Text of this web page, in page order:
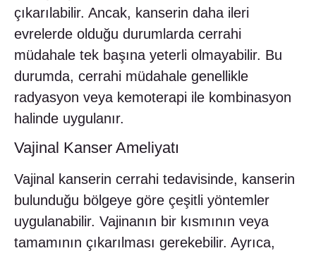
çıkarılabilir. Ancak, kanserin daha ileri
evrelerde olduğu durumlarda cerrahi
müdahale tek başına yeterli olmayabilir. Bu
durumda, cerrahi müdahale genellikle
radyasyon veya kemoterapi ile kombinasyon
halinde uygulanır.
Vajinal Kanser Ameliyatı
Vajinal kanserin cerrahi tedavisinde, kanserin
bulunduğu bölgeye göre çeşitli yöntemler
uygulanabilir. Vajinanın bir kısmının veya
tamamının çıkarılması gerekebilir. Ayrıca,